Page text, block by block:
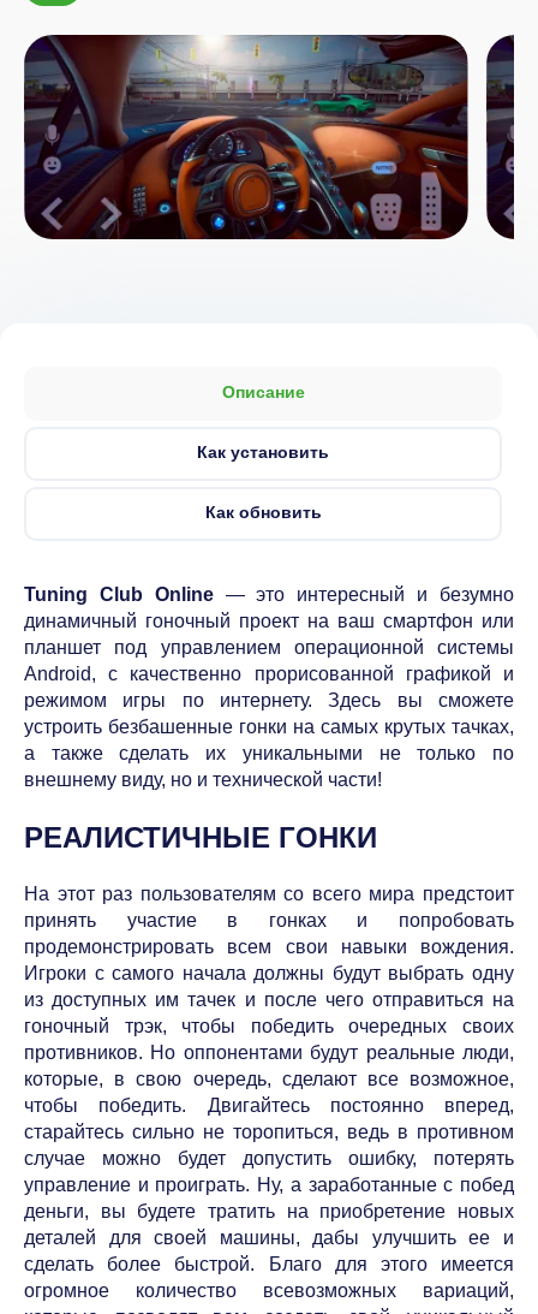
Описание
Как установить
Как обновить
Tuning Club Online— это интересный и безумно
динамичный гоночный проект на ваш смартфон или
планшет под управлением операционной системы
Android, с качественно прорисованной графикой и
режимом игры по интернету. Здесь вы сможете
устроить безбашенные гонки на самых крутых тачках,
а также сделать их уникальными не только по
внешнему виду, но и технической части!
РЕАЛИСТИЧНЫЕ ГОНКИ
На этот раз пользователям со всего мира предстоит
принять участие в гонках и попробовать
продемонстрировать всем свои навыки вождения.
Игроки с самого начала должны будут выбрать одну
из доступных им тачек и после чего отправиться на
гоночный трэк, чтобы победить очередных своих
противников. Но оппонентами будут реальные люди,
которые, в свою очередь, сделают все возможное,
чтобы победить. Двигайтесь постоянно вперед,
старайтесь сильно не торопиться, ведь в противном
случае можно будет допустить ошибку, потерять
управление и проиграть. Ну, а заработанные с побед
деньги, вы будете тратить на приобретение новых
деталей для своей машины, дабы улучшить ее и
сделать более быстрой. Благо для этого имеется
огромное количество всевозможных вариаций,